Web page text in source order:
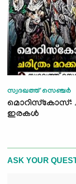
സ്വദഖത്ത് സെഞ്ചർ
മൊറിസ്‌കോസ്:
ഇരകൾ
ASK YOUR